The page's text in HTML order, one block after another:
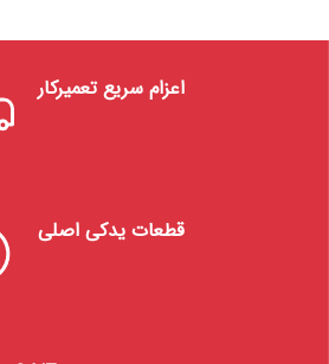
اعزام سریع تعمیرکار
قطعات یدکی اصلی